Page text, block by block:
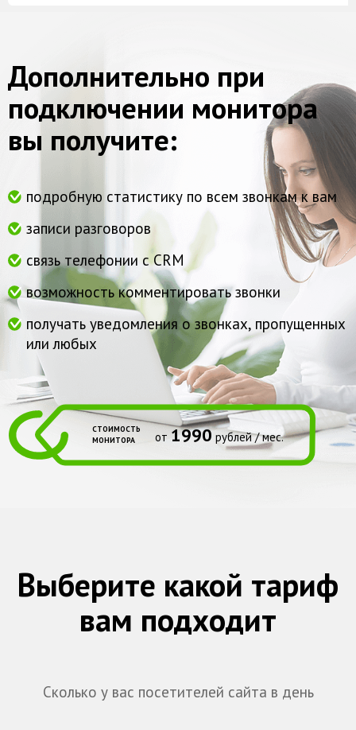
Дополнительно при
подключении монитора
вы получите:
подробную статистику по всем звонкам к вам
записи разговоров
связь телефонии с CRM
возможность комментировать звонки
получать уведомления о звонках, пропущенных
или любых
СТОИМОСТЬ
МОНИТОРА
от 1990 рублей / мес.
Выберите какой тариф
вам подходит
Сколько у вас посетителей сайта в день